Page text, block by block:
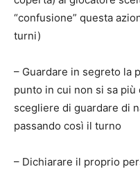
“confusione” questa
turni)
– Guardare in segreto la
punto in cui non si sa più
scegliere di guardare di
passando così il turno
– Dichiarare il proprio